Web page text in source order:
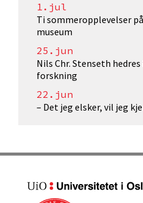
1.jul
Ti sommeropplevelser
museum
25.jun
Nils Chr. Stenseth
forskning
22.jun
– Det jeg elsker, vil jeg